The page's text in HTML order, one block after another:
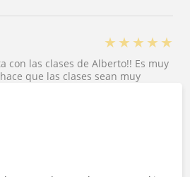
★ ★ ★ ★ ★
con las clases de Alberto!! Es muy
que las clases sean muy
muy recomendado.